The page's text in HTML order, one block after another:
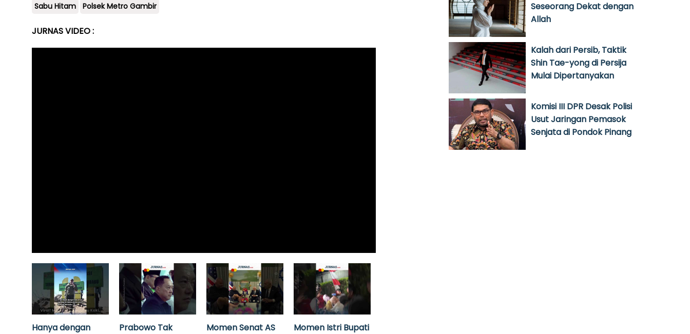
Sabu Hitam Polsek Metro Gambir
JURNAS VIDEO :
Hanya dengan
Prabowo Tak
Momen Senat AS
Momen Istri Bupati
Seseorang Dekat dengan
Allah
Kalah dari Persib, Taktik
Shin Tae-yong di Persija
Mulai Dipertanyakan
Komisi III DPR Desak Polisi
Usut Jaringan Pemasok
Senjata di Pondok Pinang